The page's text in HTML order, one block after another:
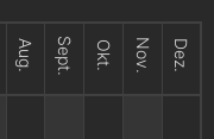
Aug. Sept. Okt. Nov. Dez.